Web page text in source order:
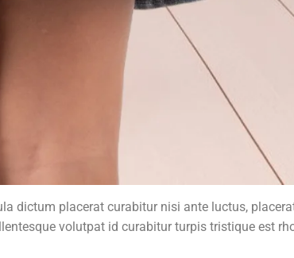
dictum placerat curabitur nisi ante luctus,
volutpat id curabitur turpis tristique est